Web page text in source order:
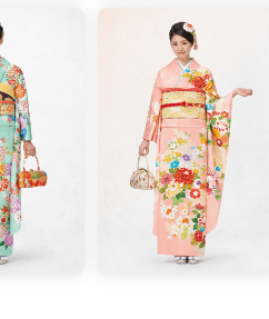
し 20,000円＋税素材各種
の日が雨模様でも、しっかりと